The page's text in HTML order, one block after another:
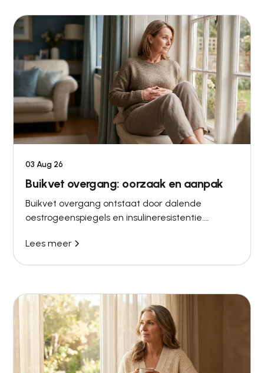
03 Aug 26
Buikvet overgang: oorzaak en aanpak
Buikvet overgang ontstaat door dalende
oestrogeenspiegels en insulineresistentie.
krachttraining en hormoontherapie.
Lees meer